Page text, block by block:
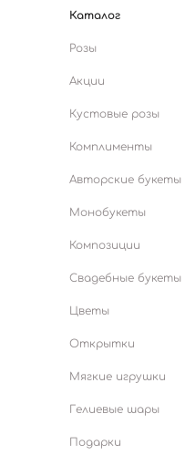
Каталог
Розы
Акции
Кустовые розы
Комплименты
Авторские букеты
Монобукеты
Композиции
Свадебные букеты
Цветы
Открытки
Мягкие игрушки
Гелиевые шары
Подарки